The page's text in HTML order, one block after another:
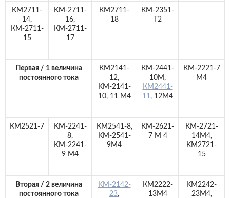
КМ2711-
14,
КМ-2711-
15
КМ-2711-
16,
КМ-2711-
17
КМ2711-
18
КМ-2351-
Т2
Первая / 1 величина
постоянного тока
КМ2141-
12,
КМ-2141-
10, 11 М4
КМ-2441-
10М,
КМ2441-
11, 12М4
КМ-2221-7
M4
КМ2521-7
КМ-2241-
8,
КМ-2241-
9 М4
КМ2541-8,
КМ-2541-
9М4
КМ-2621-
7 М 4
КМ-2721-
14М4,
КМ2721-
15
Вторая / 2 величина
постоянного тока
КМ-2142-
23,
КМ2222-
13М4
КМ2242-
23М4,